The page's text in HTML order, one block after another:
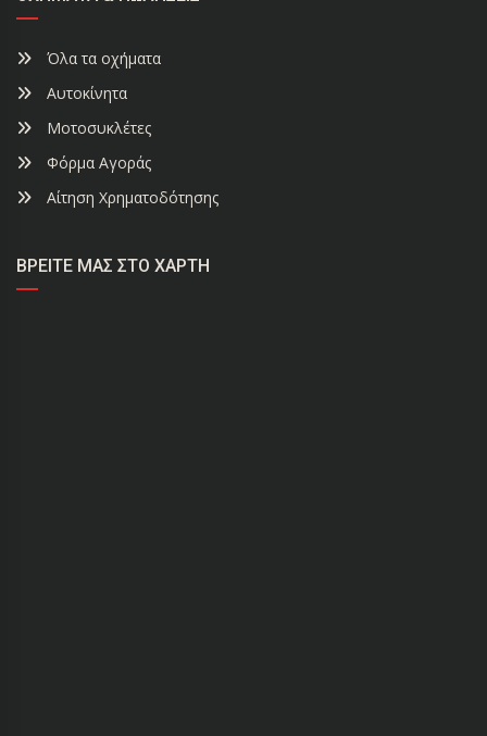
Όλα τα οχήματα
Αυτοκίνητα
Μοτοσυκλέτες
Φόρμα Αγοράς
Αίτηση Χρηματοδότησης
ΒΡΕΊΤΕ ΜΑΣ ΣΤΟ ΧΆΡΤΗ